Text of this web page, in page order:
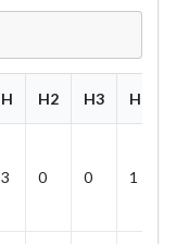
H H2 H3 HR
3 0 0 1